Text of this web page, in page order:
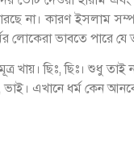
না। কারণ ইসলাম
ভাবতে পারে যে
খায়। ছিঃ, ছিঃ। শুধু
এখানে ধর্ম কেন